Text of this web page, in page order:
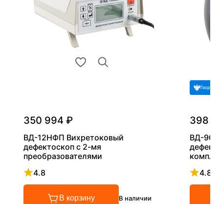
350 994 ₽
ВД-12НФП Вихретоковый
дефектоскоп с 2-мя
преобразователями
4.8
Рейтинг 4.8 из 5
В корзину В наличии
398
ВД-
4.8